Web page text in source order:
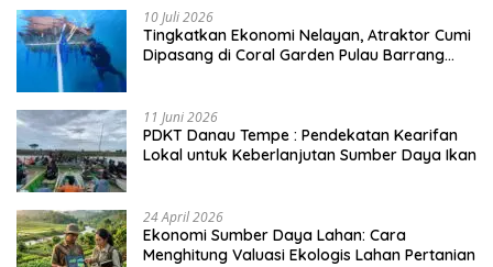
10 Juli 2026
Tingkatkan Ekonomi Nelayan, Atraktor Cumi
Dipasang di Coral Garden Pulau Barrang
11 Juni 2026
PDKT Danau Tempe : Pendekatan Kearifan
Lokal untuk Keberlanjutan Sumber Daya Ikan
24 April 2026
Ekonomi Sumber Daya Lahan: Cara
Menghitung Valuasi Ekologis Lahan Pertanian